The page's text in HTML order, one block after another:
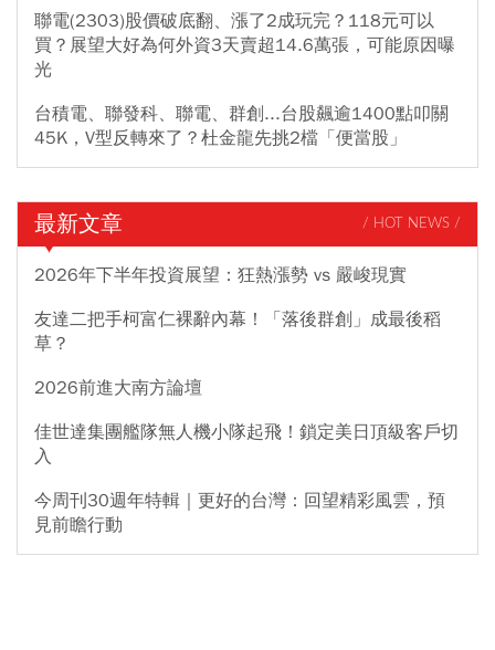
聯電(2303)股價破底翻、漲了2成玩完？118元可以
買？展望大好為何外資3天賣超14.6萬張，可能原因曝
光
台積電、聯發科、聯電、群創...台股飆逾1400點叩關
45K，V型反轉來了？杜金龍先挑2檔「便當股」
最新文章 / HOT NEWS /
2026年下半年投資展望：狂熱漲勢 vs 嚴峻現實
友達二把手柯富仁裸辭內幕！「落後群創」成最後稻
草？
2026前進大南方論壇
佳世達集團艦隊無人機小隊起飛！鎖定美日頂級客戶切
入
今周刊30週年特輯｜更好的台灣：回望精彩風雲，預
見前瞻行動